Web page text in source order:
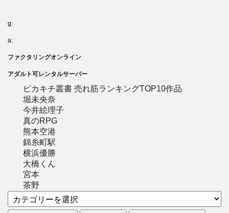
g:
a:
ファクタリングオンライン
アダルト可レンタルサーバー
ピカキチ叢書 売れ筋ランキングTOP10作品
堀未央奈
今井絵理子
真のRPG
熊本空港
錦糸町駅
横浜優勝
大橋くん
宮本
茶野
テ